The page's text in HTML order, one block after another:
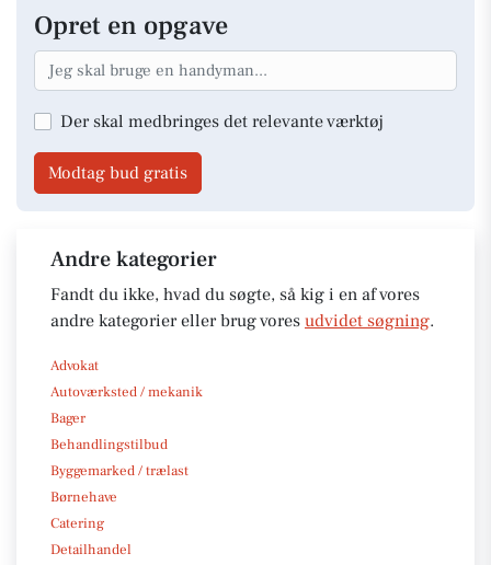
Opret en opgave
Der skal medbringes det relevante værktøj
Modtag bud gratis
Andre kategorier
Fandt du ikke, hvad du søgte, så kig i en af vores
andre kategorier eller brug vores udvidet søgning.
Advokat
Autoværksted / mekanik
Bager
Behandlingstilbud
Byggemarked / trælast
Børnehave
Catering
Detailhandel